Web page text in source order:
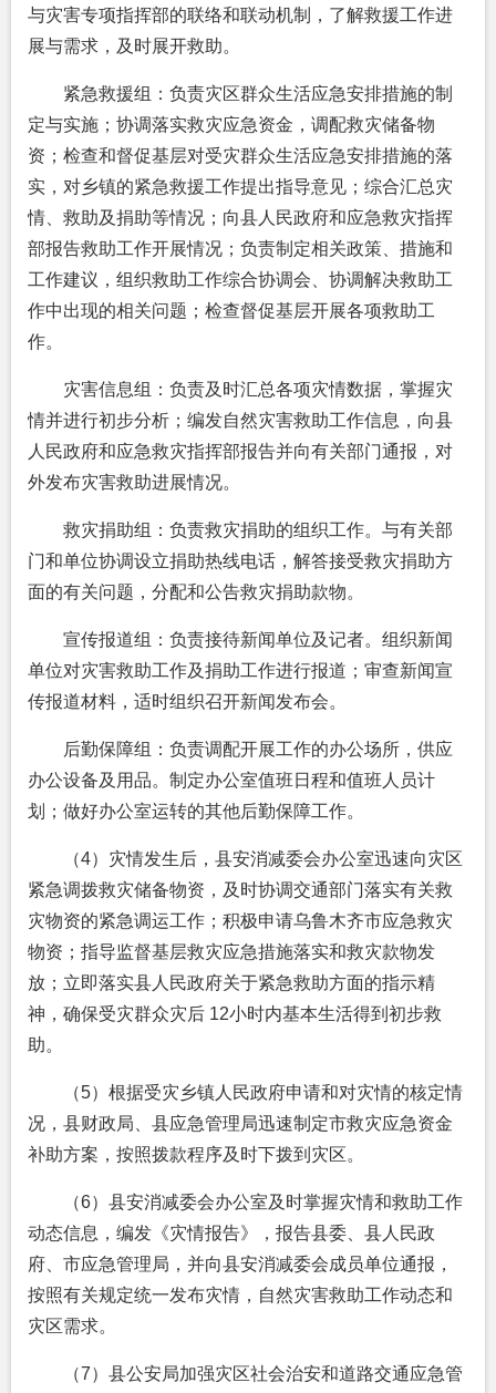
与灾害专项指挥部的联络和联动机制，了解救援工作进
展与需求，及时展开救助。
紧急救援组：负责灾区群众生活应急安排措施的制
定与实施；协调落实救灾应急资金，调配救灾储备物
资；检查和督促基层对受灾群众生活应急安排措施的落
实，对乡镇的紧急救援工作提出指导意见；综合汇总灾
情、救助及捐助等情况；向县人民政府和应急救灾指挥
部报告救助工作开展情况；负责制定相关政策、措施和
工作建议，组织救助工作综合协调会、协调解决救助工
作中出现的相关问题；检查督促基层开展各项救助工
作。
灾害信息组：负责及时汇总各项灾情数据，掌握灾
情并进行初步分析；编发自然灾害救助工作信息，向县
人民政府和应急救灾指挥部报告并向有关部门通报，对
外发布灾害救助进展情况。
救灾捐助组：负责救灾捐助的组织工作。与有关部
门和单位协调设立捐助热线电话，解答接受救灾捐助方
面的有关问题，分配和公告救灾捐助款物。
宣传报道组：负责接待新闻单位及记者。组织新闻
单位对灾害救助工作及捐助工作进行报道；审查新闻宣
传报道材料，适时组织召开新闻发布会。
后勤保障组：负责调配开展工作的办公场所，供应
办公设备及用品。制定办公室值班日程和值班人员计
划；做好办公室运转的其他后勤保障工作。
（4）灾情发生后，县安消减委会办公室迅速向灾区
紧急调拨救灾储备物资，及时协调交通部门落实有关救
灾物资的紧急调运工作；积极申请乌鲁木齐市应急救灾
物资；指导监督基层救灾应急措施落实和救灾款物发
放；立即落实县人民政府关于紧急救助方面的指示精
神，确保受灾群众灾后 12小时内基本生活得到初步救
助。
（5）根据受灾乡镇人民政府申请和对灾情的核定情
况，县财政局、县应急管理局迅速制定市救灾应急资金
补助方案，按照拨款程序及时下拨到灾区。
（6）县安消减委会办公室及时掌握灾情和救助工作
动态信息，编发《灾情报告》，报告县委、县人民政
府、市应急管理局，并向县安消减委会成员单位通报，
按照有关规定统一发布灾情，自然灾害救助工作动态和
灾区需求。
（7）县公安局加强灾区社会治安和道路交通应急管